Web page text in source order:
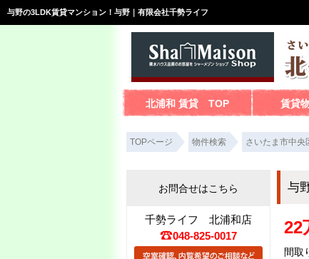
与野の3LDK賃貸マンション！与野｜有限会社千勢ライフ
北浦和 賃貸 TOP 賃貸
TOPページ 物件検索 さいたま市中央
与
22
間取
お問合せはこちら
千勢ライフ 北浦和店
048-825-0017